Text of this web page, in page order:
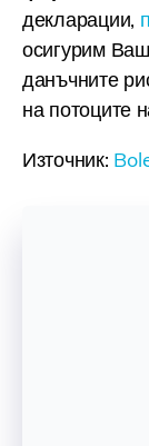
декларации,
осигурим
данъчните
на потоците
Източник: